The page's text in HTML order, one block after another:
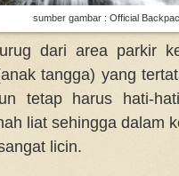
sumber gambar : Official
dari area parkir
tangga) yang
tetap harus hati-
liat sehingga dalam
licin.